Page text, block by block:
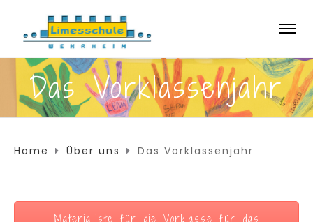
Das Vorklassenjahr
Home Über uns Das Vorklassenjahr
Materialliste für die Vorklasse für das